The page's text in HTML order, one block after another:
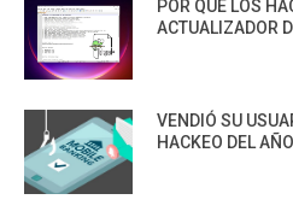
POR QUÉ LOS
ACTUALIZADOR
VENDIÓ SU
HACKEO DEL